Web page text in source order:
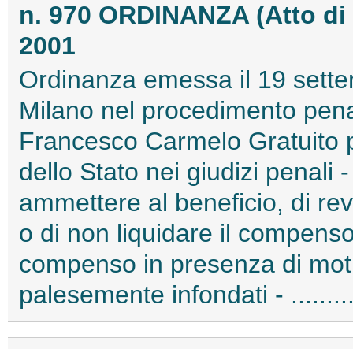
n. 970 ORDINANZA (Atto
2001
Ordinanza emessa il 19
Milano nel procedimento
Francesco Carmelo Gratuito
dello Stato nei giudizi penali
ammettere al beneficio, di
o di non liquidare il
compenso in presenza di
palesemente infondati -